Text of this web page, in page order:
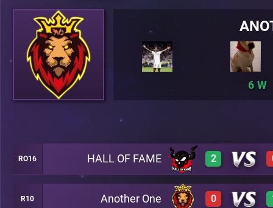
6
RO16 HALL OF FAME 2
3 A22
R10 Another One 0